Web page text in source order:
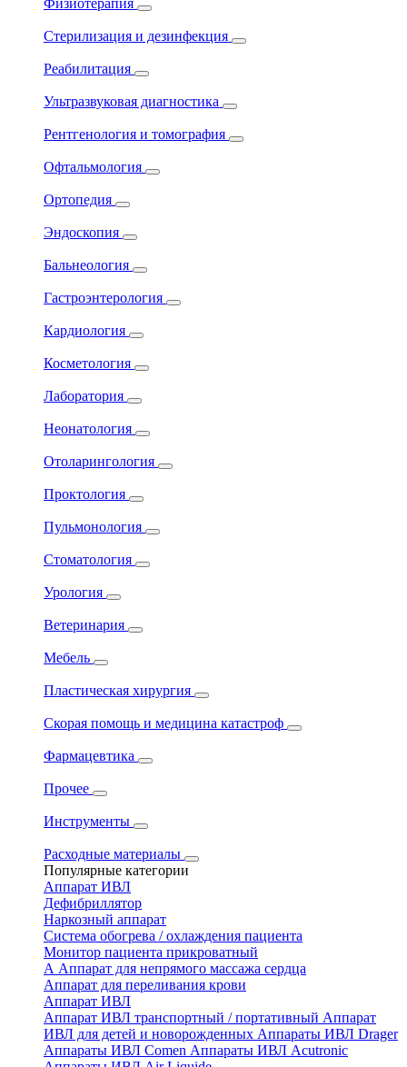
Физиотерапия
Стерилизация и дезинфекция
Реабилитация
Ультразвуковая диагностика
Рентгенология и томография
Офтальмология
Ортопедия
Эндоскопия
Бальнеология
Гастроэнтерология
Кардиология
Косметология
Лаборатория
Неонатология
Отоларингология
Проктология
Пульмонология
Стоматология
Урология
Ветеринария
Мебель
Пластическая хирургия
Скорая помощь и медицина катастроф
Фармацевтика
Прочее
Инструменты
Расходные материалы
Популярные категории
Аппарат ИВЛ
Дефибриллятор
Наркозный аппарат
Система обогрева / охлаждения пациента
Монитор пациента прикроватный
А Аппарат для непрямого массажа сердца
Аппарат для переливания крови
Аппарат ИВЛ
Аппарат ИВЛ транспортный / портативный Аппарат
ИВЛ для детей и новорожденных Аппараты ИВЛ Drager
Аппараты ИВЛ Comen Аппараты ИВЛ Acutronic